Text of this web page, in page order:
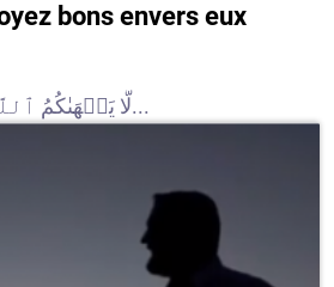
bons envers eux
لَّا يَنۡهَىٰكُمُ ٱللَّهُ عَنِ ٱلَّذِينَ لَمۡ يُقَ...